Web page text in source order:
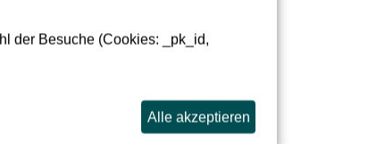
der Besuche (Cookies: _pk_id,
Alle akzeptieren